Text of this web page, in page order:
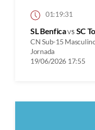
01:19:31
SL Benficavs SC
CN Sub-15
Jornada
19/06/2026 17:55